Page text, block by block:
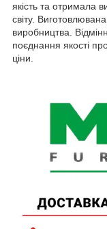
якість та отримала
світу.
виробництва.
поєднання якості
ціни.